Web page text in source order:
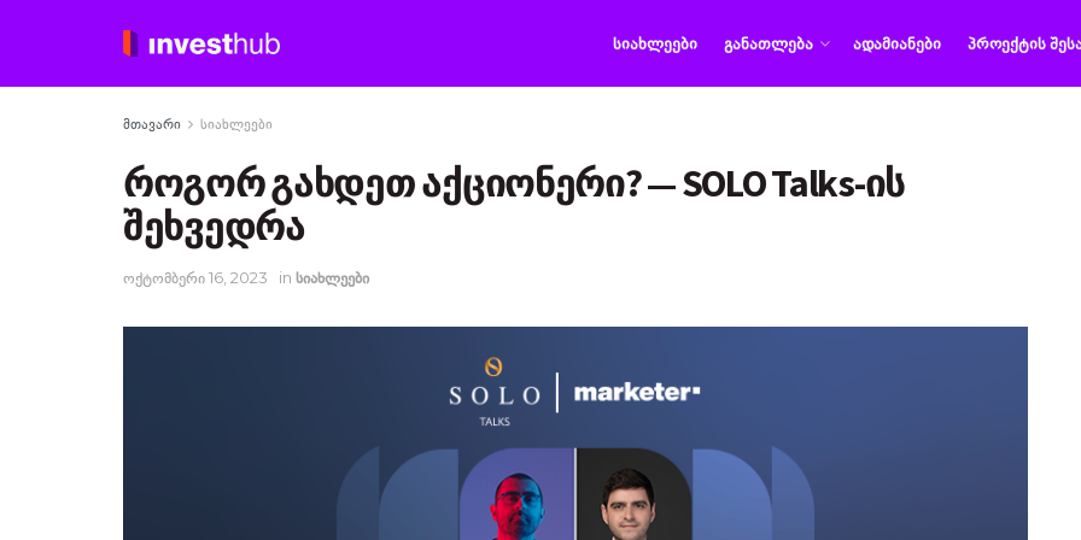
ᲡᲘᲐᲮᲚᲔᲔᲑᲘ ᲒᲐᲜᲐᲗᲚᲔᲑᲐ ᲐᲓᲐᲛᲘᲐᲜᲔᲑᲘ ᲞᲠᲝᲔᲥᲢᲘᲡ
მთავარი სიახლეები
როგორ გახდეთ აქციონერი? — SOLO Talks-ის
შეხვედრა
ოქტომბერი 16, 2023 in სიახლეები